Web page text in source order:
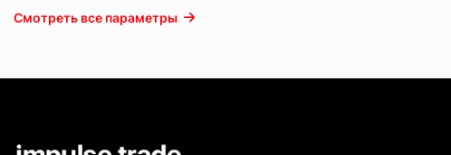
Смотреть все параметры